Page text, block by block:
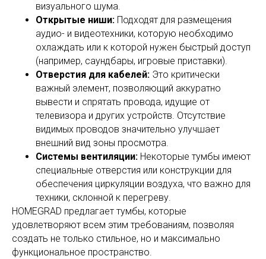
визуального шума.
Открытые ниши: Подходят для размещения
аудио- и видеотехники, которую необходимо
охлаждать или к которой нужен быстрый доступ
(например, саундбары, игровые приставки).
Отверстия для кабелей: Это критически
важный элемент, позволяющий аккуратно
вывести и спрятать провода, идущие от
телевизора и других устройств. Отсутствие
видимых проводов значительно улучшает
внешний вид зоны просмотра.
Системы вентиляции: Некоторые тумбы имеют
специальные отверстия или конструкции для
обеспечения циркуляции воздуха, что важно для
техники, склонной к перегреву.
HOMEGRAD предлагает тумбы, которые
удовлетворяют всем этим требованиям, позволяя
создать не только стильное, но и максимально
функциональное пространство.